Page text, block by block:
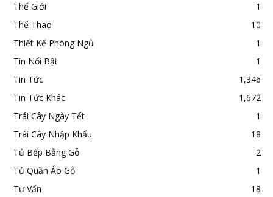
Thế Giới
1
Thể Thao
10
Thiết Kế Phòng Ngủ
1
Tin Nổi Bật
1
Tin Tức
1,346
Tin Tức Khác
1,672
Trái Cây Ngày Tết
1
Trái Cây Nhập Khẩu
18
Tủ Bếp Bằng Gỗ
2
Tủ Quần Áo Gỗ
1
Tư Vấn
18